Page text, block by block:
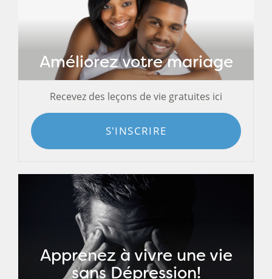
Améliorez votre mariage
Recevez des leçons de vie gratuites ici
S'INSCRIRE
Apprenez à vivre une vie
sans Dépression!